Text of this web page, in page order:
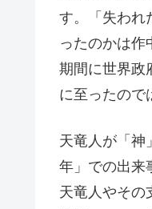
す。「失われ
ったのかは
期間に世界政
に至ったので
天竜人が「神
年」での出来
天竜人やその